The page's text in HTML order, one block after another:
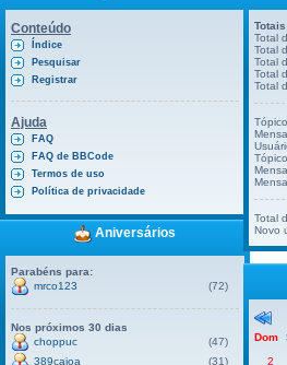
Conteúdo
Índice
Pesquisar
Registrar
Ajuda
FAQ
FAQ de BBCode
Termos de uso
Política de privacidade
Aniversários
Parabéns para:
mrco123
(72)
Nos próximos 30 dias
choppuc
(47)
389caioa
(31)
Totais
Total
Total
Total
Total
Total
Total
Novo
Dom
2